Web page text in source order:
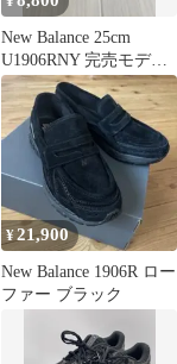
New Balance 25cm
U1906RNY 完売モデ
ル M1906R
¥21,900
New Balance 1906R ロー
ファー ブラック